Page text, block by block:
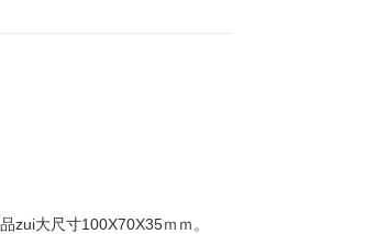
zui大尺寸100X70X35ｍｍ。